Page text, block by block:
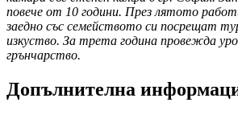
повече от 10 години. През лятото
заедно със семейството си посрещат
изкуство. За трета година провежда
грънчарство.
Допълнителна